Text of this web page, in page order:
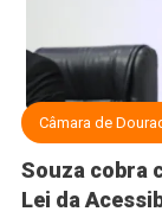
Câmara de
Souza cobra
Lei da